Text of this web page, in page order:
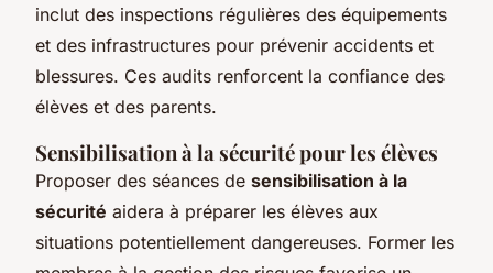
inclut des inspections régulières des équipements
et des infrastructures pour prévenir accidents et
blessures. Ces audits renforcent la confiance des
élèves et des parents.
Sensibilisation à la sécurité pour les élèves
Proposer des séances de sensibilisation à la
sécurité aidera à préparer les élèves aux
situations potentiellement dangereuses. Former les